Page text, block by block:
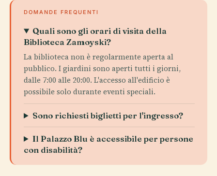
DOMANDE FREQUENTI
Quali sono gli orari di visita della
Biblioteca Zamoyski?
La biblioteca non è regolarmente aperta al
pubblico. I giardini sono aperti tutti i giorni,
dalle 7:00 alle 20:00. L'accesso all'edificio è
possibile solo durante eventi speciali.
Sono richiesti biglietti per l'ingresso?
Il Palazzo Blu è accessibile per persone
con disabilità?